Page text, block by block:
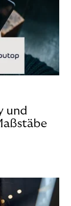
und